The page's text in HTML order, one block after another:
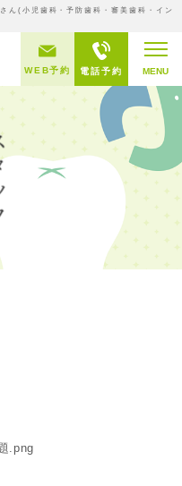
ん(小児歯科・予防歯科・審美歯科・イン
MENU
電話予約
WEB予約